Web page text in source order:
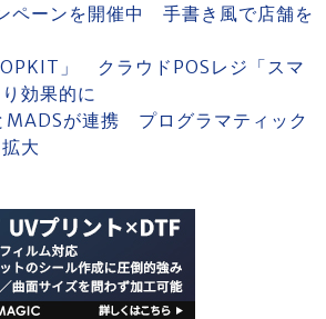
ペーンを開催中 手書き風で店舗を
」 クラウドPOSレジ「スマ
効果的に
MADSが連携 プログラマティック
大